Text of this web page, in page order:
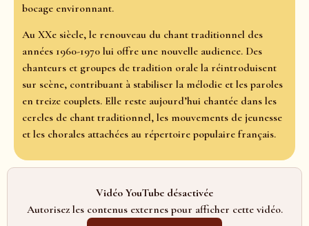
bocage environnant.
Au XXe siècle, le renouveau du chant traditionnel des
années 1960-1970 lui offre une nouvelle audience. Des
chanteurs et groupes de tradition orale la réintroduisent
sur scène, contribuant à stabiliser la mélodie et les paroles
en treize couplets. Elle reste aujourd’hui chantée dans les
cercles de chant traditionnel, les mouvements de jeunesse
et les chorales attachées au répertoire populaire français.
Vidéo YouTube désactivée
Autorisez les contenus externes pour afficher cette vidéo.